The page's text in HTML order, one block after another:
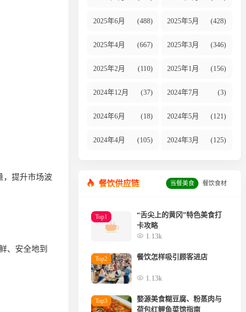
，提升市场波
、安全地到
2025年6月 (488) 2025年5月 (428)
2025年4月 (667) 2025年3月 (346)
2025年2月 (110) 2025年1月 (156)
2024年12月 (37) 2024年7月 (3)
2024年6月 (18) 2024年5月 (121)
2024年4月 (105) 2024年3月 (125)
餐饮供应链 当餐美食 餐饮食材
Top1
“舌尖上的黄冈”特色美食打
卡攻略
1.13k
Top2 餐饮怎样吸引顾客进店
1.13k
Top3
婺源美食糊豆腐、粉蒸肉与
荷包红鲤鱼菜馆指南